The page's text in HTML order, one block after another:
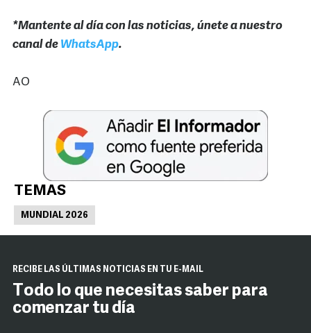
*Mantente al día con las noticias, únete a nuestro
canal de WhatsApp.
AO
TEMAS
MUNDIAL 2026
RECIBE LAS ÚLTIMAS NOTICIAS EN TU E-MAIL
Todo lo que necesitas saber para
comenzar tu día